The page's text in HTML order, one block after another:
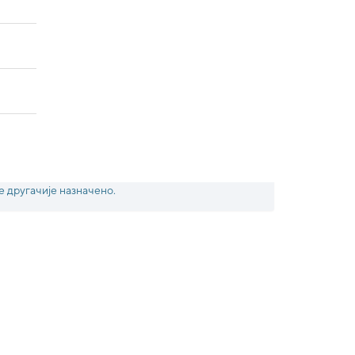
другачије назначено.